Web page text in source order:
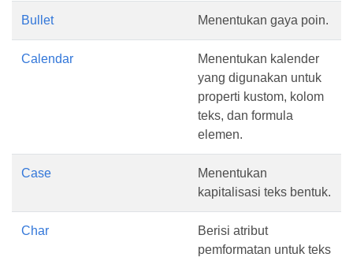
Bullet Menentukan gaya poin.
Calendar
Menentukan kalender
yang digunakan untuk
properti kustom, kolom
teks, dan formula
elemen.
Case
Menentukan
kapitalisasi teks bentuk.
Char
Berisi atribut
pemformatan untuk teks